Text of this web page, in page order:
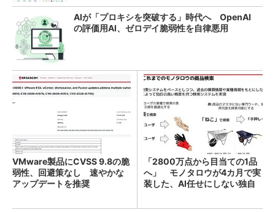
AIが「プロキシを突破する」時代へ OpenAI
の評価用AI、ゼロデイ脆弱性を自律悪用
VMware製品にCVSS 9.8の脆
弱性、回避策なし 速やかな
アップデートを推奨
「2800万点から目当ての1品
へ」 モノタロウが4カ月で実
装した、AI任せにしない独自